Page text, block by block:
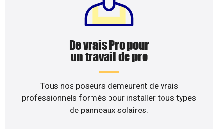
De vrais Pro pour
un travail de pro
Tous nos poseurs demeurent de vrais
professionnels formés pour installer tous types
de panneaux solaires.